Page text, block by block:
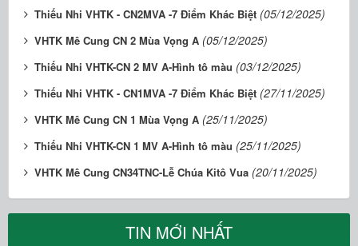
Thiếu Nhi VHTK - CN2MVA -7 Điểm Khác Biệt (05/12/2025)
VHTK Mê Cung CN 2 Mùa Vọng A (05/12/2025)
Thiếu Nhi VHTK-CN 2 MV A-Hình tô màu (03/12/2025)
Thiếu Nhi VHTK - CN1MVA -7 Điểm Khác Biệt (27/11/2025)
VHTK Mê Cung CN 1 Mùa Vọng A (25/11/2025)
Thiếu Nhi VHTK-CN 1 MV A-Hình tô màu (25/11/2025)
VHTK Mê Cung CN34TNC-Lễ Chúa Kitô Vua (20/11/2025)
TIN MỚI NHẤT